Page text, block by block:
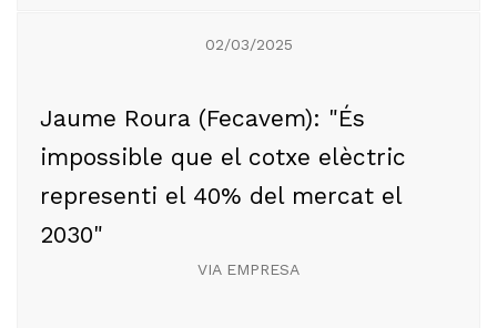
02/03/2025
Jaume Roura (Fecavem): "És
impossible que el cotxe elèctric
representi el 40% del mercat el
2030"
VIA EMPRESA